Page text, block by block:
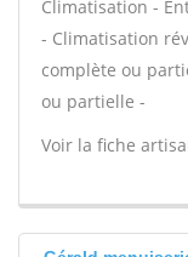
Climatisation -
- Climatisation
complète ou
ou partielle -
Voir la fiche